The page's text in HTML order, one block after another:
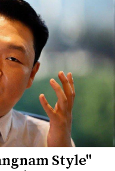
Style"